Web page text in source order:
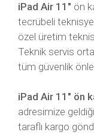
iPad Air 11″ ön
tecrübeli
özel üretim
Teknik servis
tüm güvenlik
iPad Air 11″ ön
adresimize
taraflı kargo